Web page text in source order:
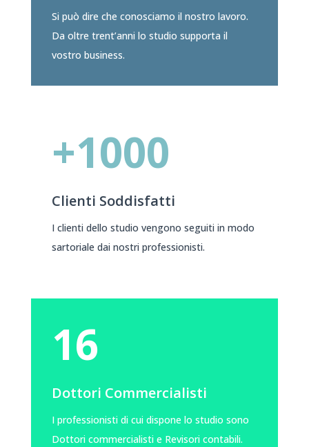
Si può dire che conosciamo il nostro lavoro.
Da oltre trent’anni lo studio supporta il
vostro business.
+1000
Clienti Soddisfatti
I clienti dello studio vengono seguiti in modo
sartoriale dai nostri professionisti.
16
Dottori Commercialisti
I professionisti di cui dispone lo studio sono
Dottori commercialisti e Revisori contabili.